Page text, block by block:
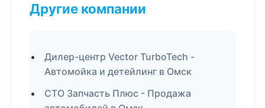
Другие компании
Дилер-центр Vector TurboTech -
Автомойка и детейлинг в Омск
СТО Запчасть Плюс - Продажа